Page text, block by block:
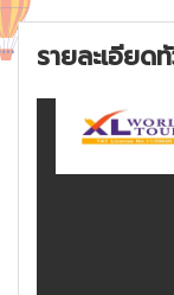
รายละเอียด